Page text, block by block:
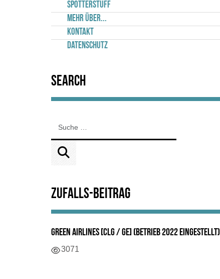
Spotterstuff
Mehr über...
Kontakt
Datenschutz
Search
Zufalls-Beitrag
Green Airlines [CLG / GE] (Betrieb 2022 eingestellt)
Details
3071